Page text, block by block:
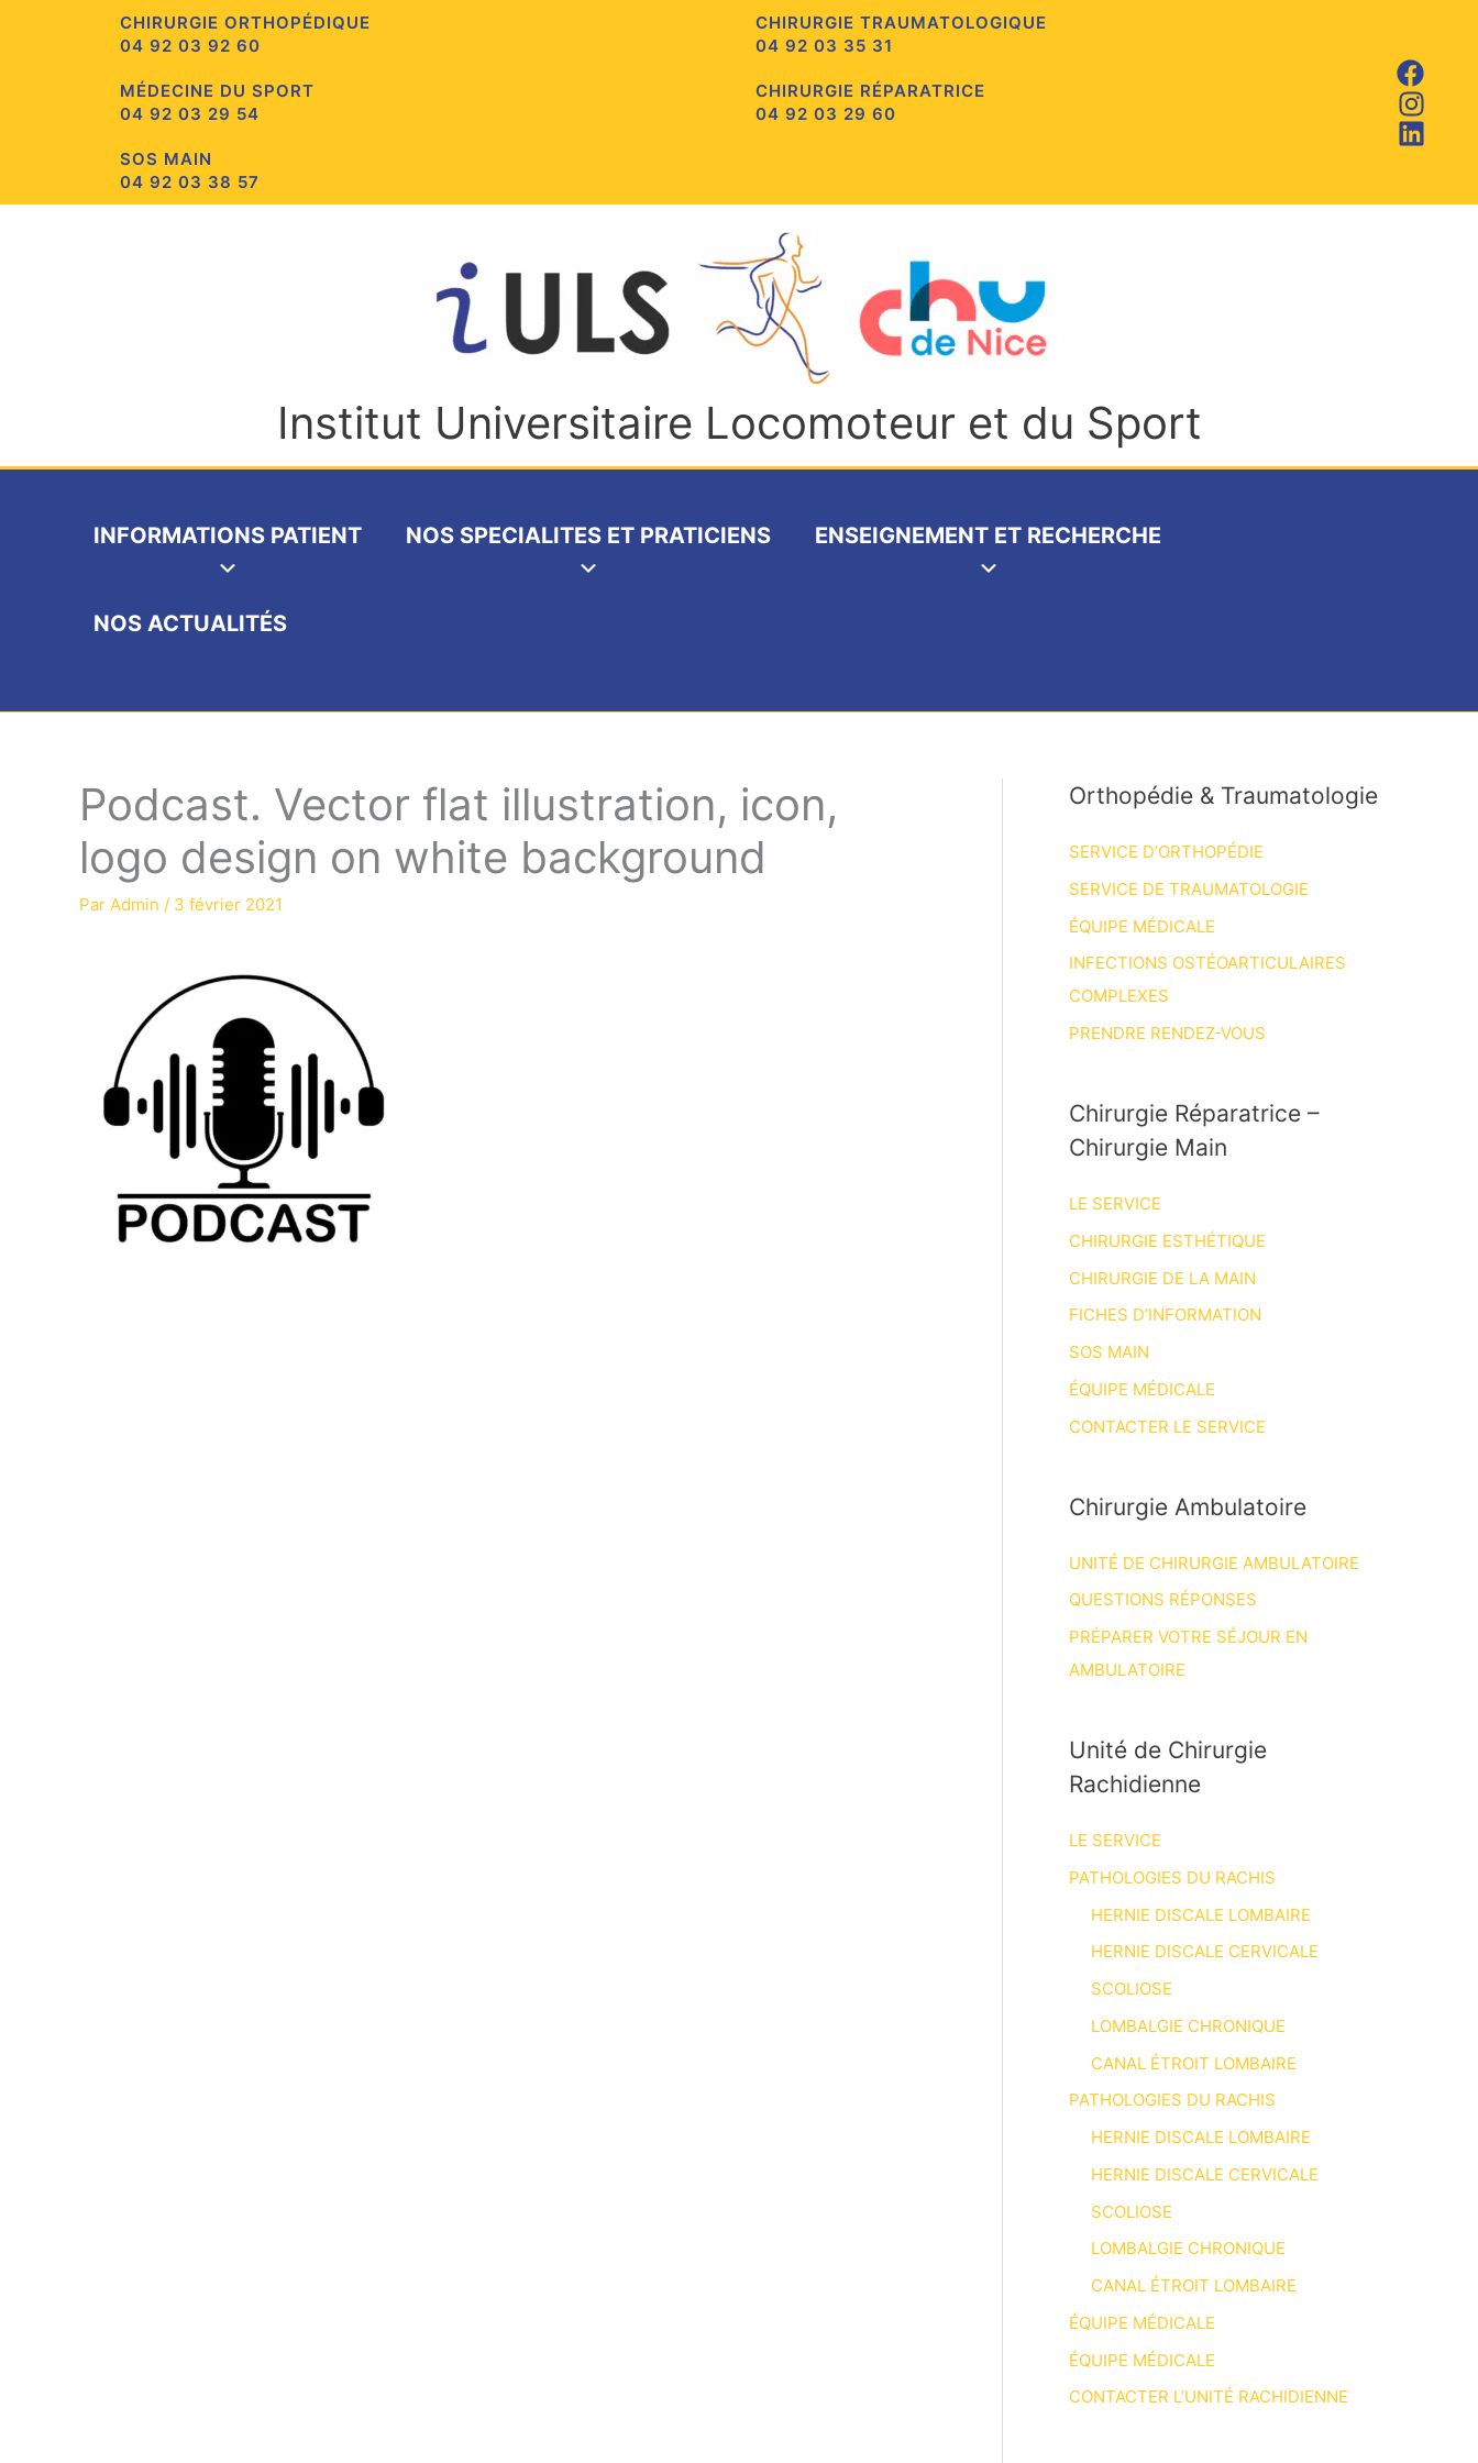
CHIRURGIE ORTHOPÉDIQUE
04 92 03 92 60
CHIRURGIE TRAUMATOLOGIQUE
04 92 03 35 31
MÉDECINE DU SPORT
04 92 03 29 54
CHIRURGIE RÉPARATRICE
04 92 03 29 60
SOS MAIN
04 92 03 38 57
Institut Universitaire Locomoteur et du Sport
INFORMATIONS PATIENT NOS SPECIALITES ET PRATICIENS ENSEIGNEMENT ET RECHERCHE
NOS ACTUALITÉS
Podcast. Vector flat illustration, icon,
logo design on white background
Par Admin / 3 février 2021
Orthopédie & Traumatologie
SERVICE D’ORTHOPÉDIE
SERVICE DE TRAUMATOLOGIE
ÉQUIPE MÉDICALE
INFECTIONS OSTÉOARTICULAIRES
COMPLEXES
PRENDRE RENDEZ-VOUS
Chirurgie Réparatrice –
Chirurgie Main
LE SERVICE
CHIRURGIE ESTHÉTIQUE
CHIRURGIE DE LA MAIN
FICHES D’INFORMATION
SOS MAIN
ÉQUIPE MÉDICALE
CONTACTER LE SERVICE
Chirurgie Ambulatoire
UNITÉ DE CHIRURGIE AMBULATOIRE
QUESTIONS RÉPONSES
PRÉPARER VOTRE SÉJOUR EN
AMBULATOIRE
Unité de Chirurgie
Rachidienne
LE SERVICE
PATHOLOGIES DU RACHIS
HERNIE DISCALE LOMBAIRE
HERNIE DISCALE CERVICALE
SCOLIOSE
LOMBALGIE CHRONIQUE
CANAL ÉTROIT LOMBAIRE
PATHOLOGIES DU RACHIS
HERNIE DISCALE LOMBAIRE
HERNIE DISCALE CERVICALE
SCOLIOSE
LOMBALGIE CHRONIQUE
CANAL ÉTROIT LOMBAIRE
ÉQUIPE MÉDICALE
ÉQUIPE MÉDICALE
CONTACTER L’UNITÉ RACHIDIENNE